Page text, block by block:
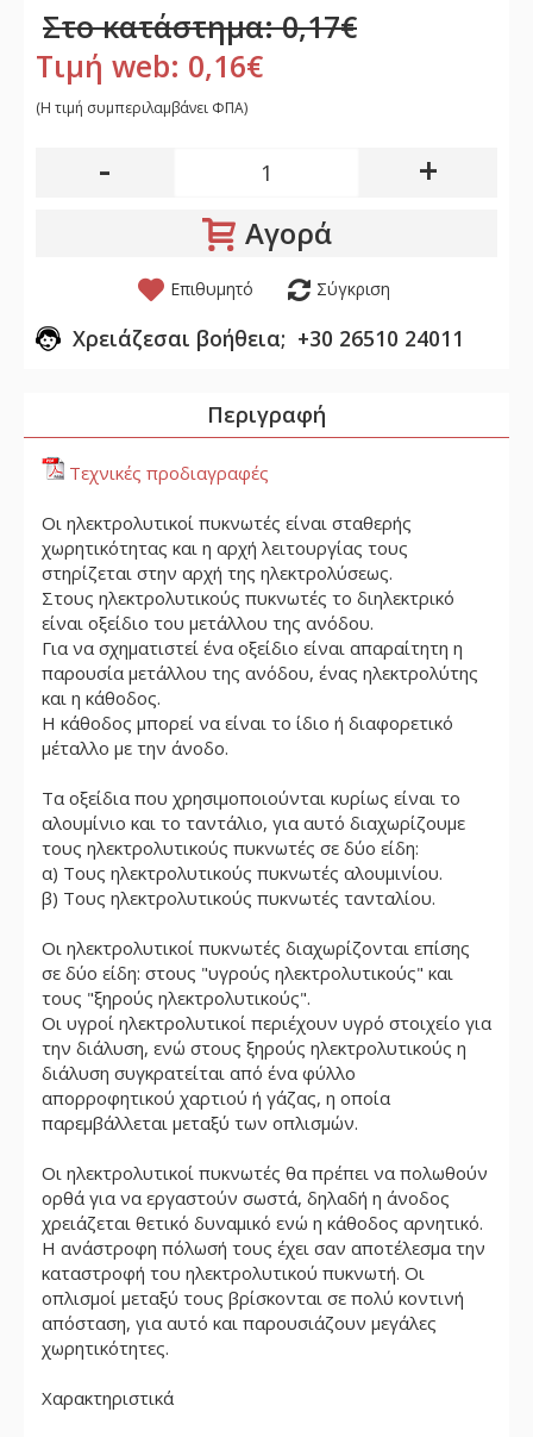
Στο κατάστημα: 0,17€
Τιμή web: 0,16€
(H τιμή συμπεριλαμβάνει ΦΠΑ)
- +
Αγορά
Επιθυμητό Σύγκριση
Χρειάζεσαι βοήθεια; +30 26510 24011
Περιγραφή
Τεχνικές προδιαγραφές
Οι ηλεκτρολυτικοί πυκνωτές είναι σταθερής
χωρητικότητας και η αρχή λειτουργίας τους
στηρίζεται στην αρχή της ηλεκτρολύσεως.
Στους ηλεκτρολυτικούς πυκνωτές το διηλεκτρικό
είναι οξείδιο του μετάλλου της ανόδου.
Για να σχηματιστεί ένα οξείδιο είναι απαραίτητη η
παρουσία μετάλλου της ανόδου, ένας ηλεκτρολύτης
και η κάθοδος.
Η κάθοδος μπορεί να είναι το ίδιο ή διαφορετικό
μέταλλο με την άνοδο.
Τα οξείδια που χρησιμοποιούνται κυρίως είναι το
αλουμίνιο και το ταντάλιο, για αυτό διαχωρίζουμε
τους ηλεκτρολυτικούς πυκνωτές σε δύο είδη:
α) Tους ηλεκτρολυτικούς πυκνωτές αλουμινίου.
β) Tους ηλεκτρολυτικούς πυκνωτές τανταλίου.
Οι ηλεκτρολυτικοί πυκνωτές διαχωρίζονται επίσης
σε δύο είδη: στους "υγρούς ηλεκτρολυτικούς" και
τους "ξηρούς ηλεκτρολυτικούς".
Οι υγροί ηλεκτρολυτικοί περιέχουν υγρό στοιχείο για
την διάλυση, ενώ στους ξηρούς ηλεκτρολυτικούς η
διάλυση συγκρατείται από ένα φύλλο
απορροφητικού χαρτιού ή γάζας, η οποία
παρεμβάλλεται μεταξύ των οπλισμών.
Οι ηλεκτρολυτικοί πυκνωτές θα πρέπει να πολωθούν
ορθά για να εργαστούν σωστά, δηλαδή η άνοδος
χρειάζεται θετικό δυναμικό ενώ η κάθοδος αρνητικό.
Η ανάστροφη πόλωσή τους έχει σαν αποτέλεσμα την
καταστροφή του ηλεκτρολυτικού πυκνωτή. Οι
οπλισμοί μεταξύ τους βρίσκονται σε πολύ κοντινή
απόσταση, για αυτό και παρουσιάζουν μεγάλες
χωρητικότητες.
Χαρακτηριστικά